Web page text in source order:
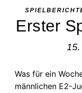
Erster
15.
Was für ein
männlichen E2-